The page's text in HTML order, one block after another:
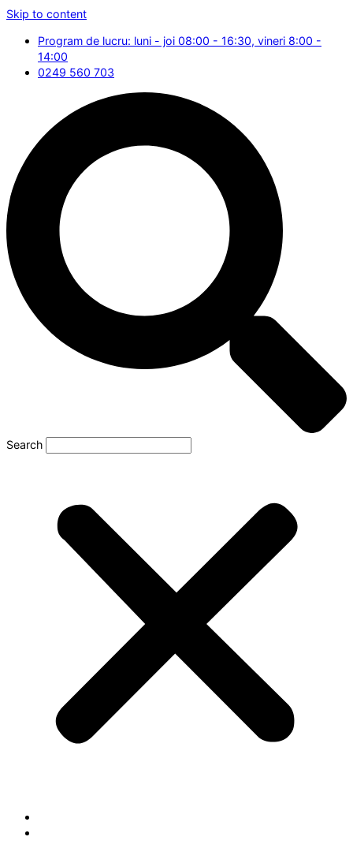
Skip to content
Program de lucru: luni - joi 08:00 - 16:30, vineri 8:00 -
14:00
0249 560 703
Search